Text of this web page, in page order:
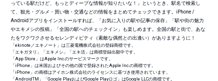
っている駅だけど、もっとディープな情報が知りたいな！」というとき、駅名で検索し
て、観光・グルメ・買い物・交通などの情報をまとめてチェックできます。iPhone /
Androidアプリをインストールすれば、「お気に入りの駅や記事の保存」「駅や街の魅力
やエキメシの投稿」「全国の駅へのチェックイン」も楽しめます。全国の駅と街で、あな
たをワクワクさせるセレンディピティ（素敵な偶然との出逢い）がありますように！
「ekinote／エキノート」は三菱電機株式会社の登録商標です。
「エキガタリ」「エキメシ」「エキ活」は商標登録出願中です。
「App Store」はApple Inc.のサービスマークです。
「iPhone」は米国およびその他の国で登録されたApple Inc.の商標です。
「iPhone」の商標はアイホン株式会社のライセンスに基づき使用されています。
「AndroidTM 」「Google PlayおよびGoogle Playロゴ」はGoogle LLCの商標です。